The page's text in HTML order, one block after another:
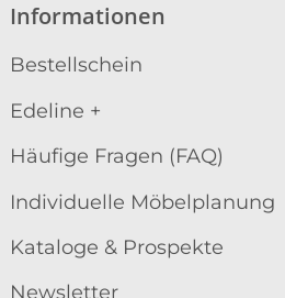
Informationen
Bestellschein
Edeline +
Häufige Fragen (FAQ)
Individuelle Möbelplanung
Kataloge & Prospekte
Newsletter